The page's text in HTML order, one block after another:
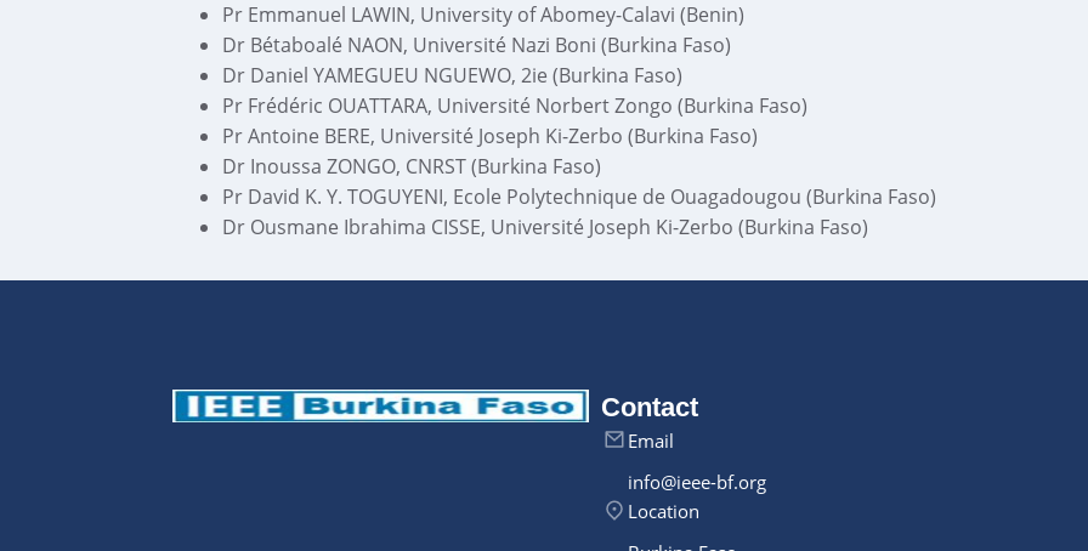
Pr Emmanuel LAWIN, University of Abomey-Calavi (Benin)
Dr Bétaboalé NAON, Université Nazi Boni (Burkina Faso)
Dr Daniel YAMEGUEU NGUEWO, 2ie (Burkina Faso)
Pr Frédéric OUATTARA, Université Norbert Zongo (Burkina Faso)
Pr Antoine BERE, Université Joseph Ki-Zerbo (Burkina Faso)
Dr Inoussa ZONGO, CNRST (Burkina Faso)
Pr David K. Y. TOGUYENI, Ecole Polytechnique de Ouagadougou (Burkina Faso)
Dr Ousmane Ibrahima CISSE, Université Joseph Ki-Zerbo (Burkina Faso)
Contact
Email
info@ieee-bf.org
Location